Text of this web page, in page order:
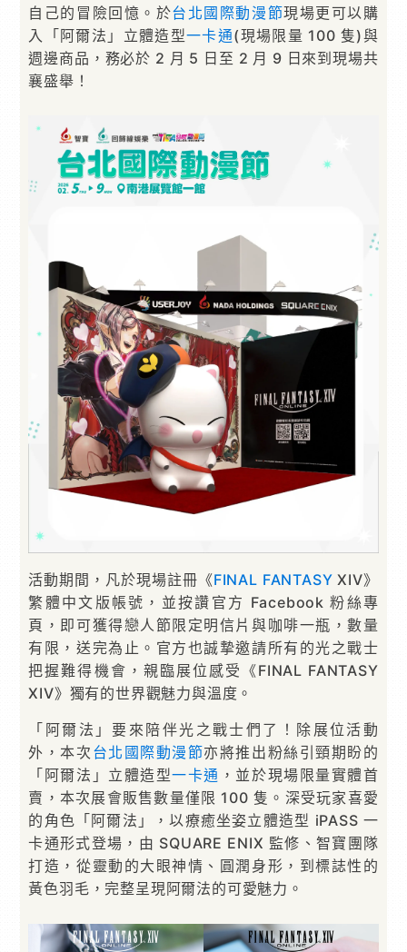
自己的冒險回憶。於台北國際動漫節現場更可以購
入「阿爾法」立體造型一卡通(現場限量 100 隻)與
週邊商品，務必於 2 月 5 日至 2 月 9 日來到現場共
襄盛舉！
活動期間，凡於現場註冊《FINAL FANTASY XIV》
繁體中文版帳號，並按讚官方 Facebook 粉絲專
頁，即可獲得戀人節限定明信片與咖啡一瓶，數量
有限，送完為止。官方也誠摯邀請所有的光之戰士
把握難得機會，親臨展位感受《FINAL FANTASY
XIV》獨有的世界觀魅力與溫度。
「阿爾法」要來陪伴光之戰士們了！除展位活動
外，本次 台北國際動漫節亦將推出粉絲引頸期盼的
「阿爾法」立體造型一卡通 ，並於現場限量實體首
賣，本次展會販售數量僅限 100 隻。深受玩家喜愛
的角色「阿爾法」，以療癒坐姿立體造型 iPASS 一
卡通形式登場，由 SQUARE ENIX 監修、智寶團隊
打造，從靈動的大眼神情、圓潤身形，到標誌性的
黃色羽毛，完整呈現阿爾法的可愛魅力。